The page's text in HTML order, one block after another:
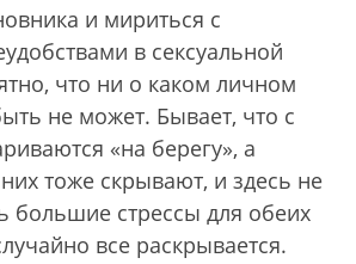
и мириться с
в сексуальной
что ни о каком личном
не может. Бывает, что с
«на берегу», а
тоже скрывают, и здесь не
большие стрессы для обеих
все раскрывается.